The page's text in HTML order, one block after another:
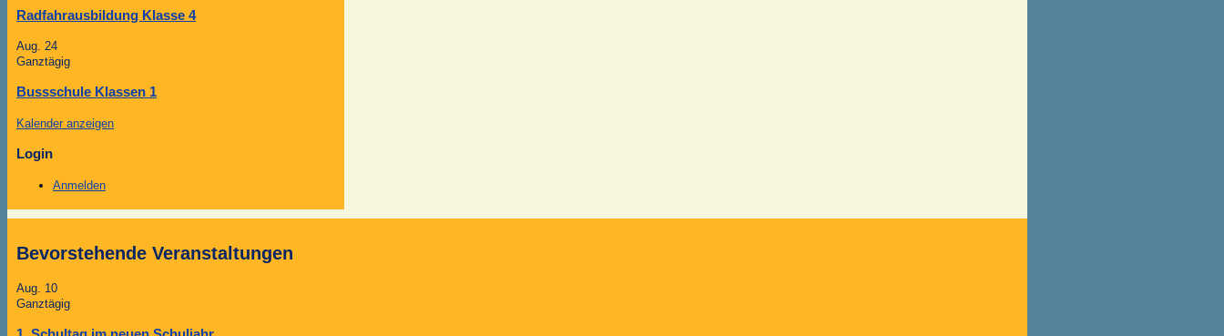
Radfahrausbildung Klasse 4
Aug. 24
Ganztägig
Bussschule Klassen 1
Kalender anzeigen
Login
Anmelden
Bevorstehende Veranstaltungen
Aug. 10
Ganztägig